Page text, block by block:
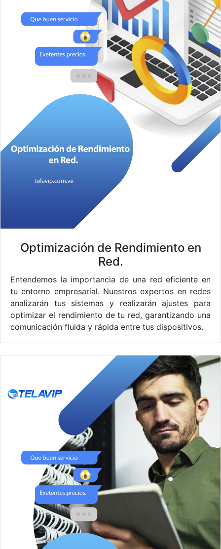
Optimización de Rendimiento en
Red.
Entendemos la importancia de una red eficiente en
tu entorno empresarial. Nuestros expertos en redes
analizarán tus sistemas y realizarán ajustes para
optimizar el rendimiento de tu red, garantizando una
comunicación fluida y rápida entre tus dispositivos.